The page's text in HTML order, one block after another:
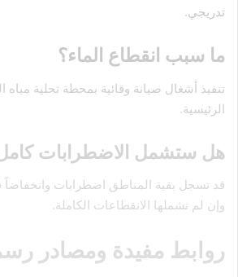
تدريجي.
ما سبب انقطاع الماء؟
تنفيذ أشغال صيانة وقائية بمحطة تحلية مياه
الرئيسية.
هل ستشمل الاضطرابات
قد تسجل بقية المناطق اضطرابات
وإن لم تشملها الانقطاعات الكاملة.
روابط مفيدة ومصادر